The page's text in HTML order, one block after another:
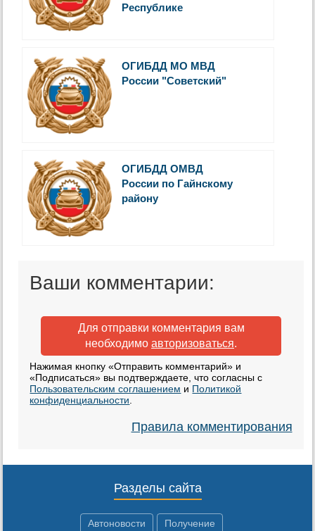
Республике
ОГИБДД МО МВД
России "Советский"
ОГИБДД ОМВД
России по Гайнскому
району
Ваши комментарии:
Для отправки комментария вам
необходимо авторизоваться.
Нажимая кнопку «Отправить комментарий» и
«Подписаться» вы подтверждаете, что согласны с
Пользовательским соглашением и Политикой
конфиденциальности
Правила комментирования
Разделы сайта
Автоновости Получение